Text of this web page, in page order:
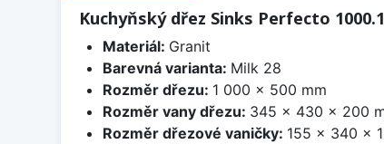
Kuchyňský dřez Sinks Perfecto
Materiál: Granit
Barevná varianta: Milk 28
Rozměr dřezu: 1 000 x 500 mm
Rozměr vany dřezu: 345 x 430 x 200
Rozměr dřezové vaničky: 155 x 340 x